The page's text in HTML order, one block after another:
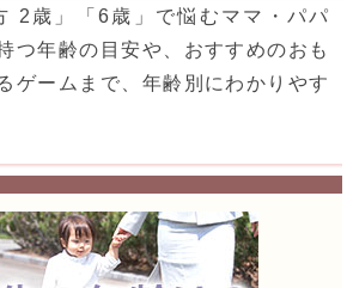
2歳」「6歳」で悩むママ・パパ
つ年齢の目安や、おすすめのおも
ゲームまで、年齢別にわかりやす